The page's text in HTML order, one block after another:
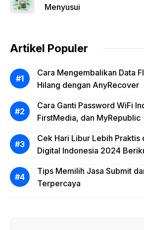
Menyusui
Artikel Populer
Cara Mengembalikan Data
Hilang dengan AnyRecover
Cara Ganti Password WiFi
FirstMedia, dan MyRepublic
Cek Hari Libur Lebih Praktis
Digital Indonesia 2024
Tips Memilih Jasa Submit
Terpercaya